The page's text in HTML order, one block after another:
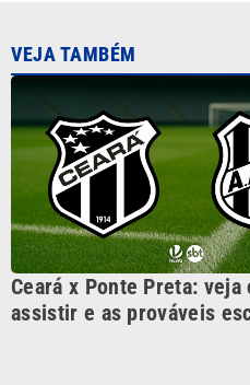
assistir e as prováveis
VTV é afiliada do SBT na
Região Metropolitana de